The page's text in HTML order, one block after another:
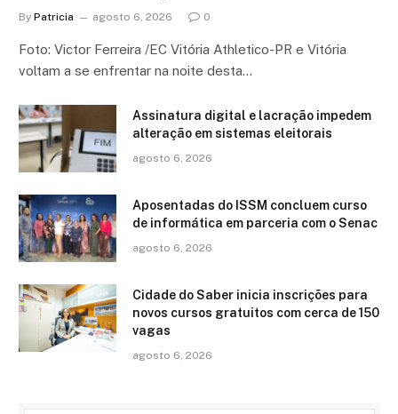
By Patricia agosto 6, 2026 0
Foto: Victor Ferreira /EC Vitória Athletico-PR e Vitória
voltam a se enfrentar na noite desta…
Assinatura digital e lacração impedem
alteração em sistemas eleitorais
agosto 6, 2026
Aposentadas do ISSM concluem curso
de informática em parceria com o Senac
agosto 6, 2026
Cidade do Saber inicia inscrições para
novos cursos gratuitos com cerca de 150
vagas
agosto 6, 2026